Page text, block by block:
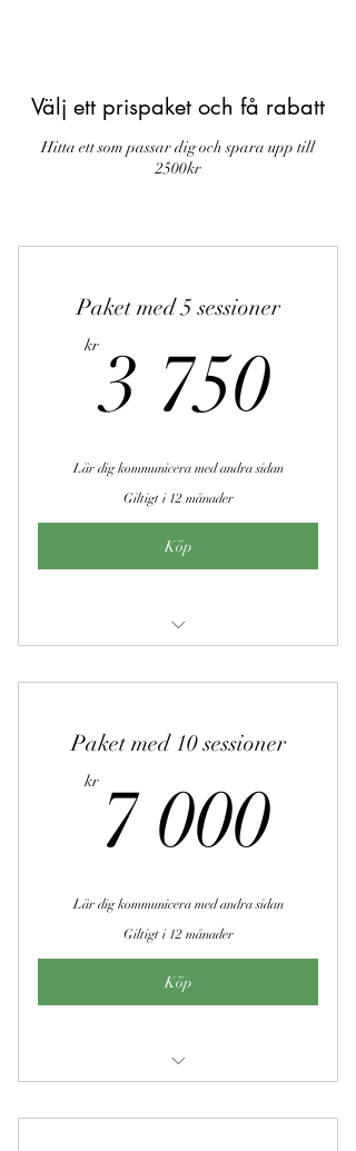
Välj ett prispaket och få rabatt
Hitta ett som passar dig och spara upp till
2500kr
Paket med 5 sessioner
kr3 750
Lär dig kommunicera med andra sidan
Giltigt i 12 månader
Köp
Paket med 10 sessioner
kr 7 000
Lär dig kommunicera med andra sidan
Giltigt i 12 månader
Köp